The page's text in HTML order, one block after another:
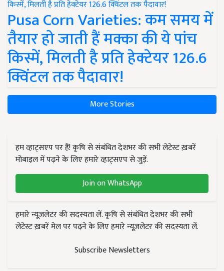
Pusa Corn Varieties: कम समय में
तैयार हो जाती हैं मक्का की ये पांच
किस्में, मिलती है प्रति हेक्टेयर 126.6
क्विंटल तक पैदावार!
More Stories
हम व्हाट्सएप पर हैं! कृषि से संबंधित देशभर की सभी लेटेस्ट ख़बरें
मोबाइल में पढ़ने के लिए हमारे व्हाट्सएप से जुड़ें.
Join on WhatsApp
हमारे न्यूज़लेटर की सदस्यता लें. कृषि से संबंधित देशभर की सभी
लेटेस्ट ख़बरें मेल पर पढ़ने के लिए हमारे न्यूज़लेटर की सदस्यता लें.
Subscribe Newsletters